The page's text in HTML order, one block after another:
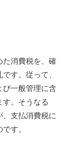
た消費税を、確
す。従って、
一般管理に含
。そうなる
支払消費税に
す。